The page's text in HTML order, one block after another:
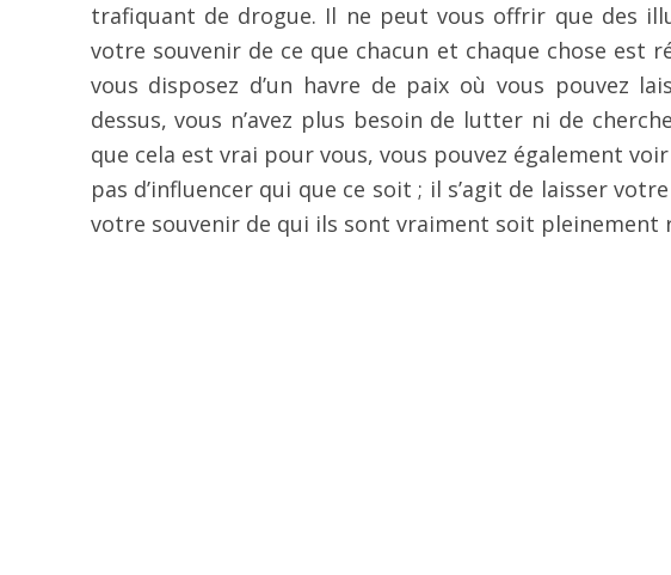
trafiquant de drogue. Il ne peut vous offrir que des
votre souvenir de ce que chacun et chaque chose est
vous disposez d’un havre de paix où vous pouvez
dessus, vous n’avez plus besoin de lutter ni de
que cela est vrai pour vous, vous pouvez également
pas d’influencer qui que ce soit ; il s’agit de laisser
votre souvenir de qui ils sont vraiment soit pleinement